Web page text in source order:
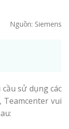
Nguồn: Siemens
sử dụng các
Teamcenter vui